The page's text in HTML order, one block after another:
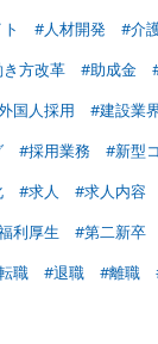
#人材開発
#介
方改革 #助成金
国人採用 #建設業
#採用業務
#新型
#求人 #求人内容
利厚生 #第二新卒
職 #退職 #離職